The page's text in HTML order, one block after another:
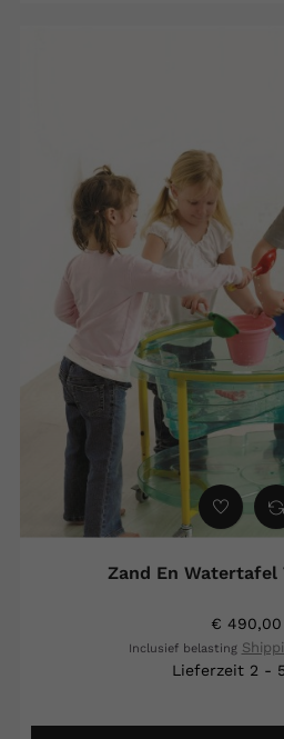
Zand En Watertafel
€ 490,00
Inclusief belasting
Lieferzeit 2 -